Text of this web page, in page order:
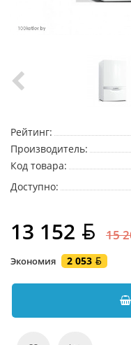
Рейтинг:
Производитель:
Код товара:
Доступно:
13 152 15
Экономия 2 053